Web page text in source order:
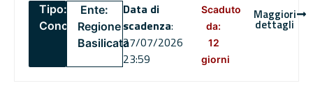
Tipo:
Concorsi
Ente:
Regione
Basilicata
Data di
scadenza:
27/07/2026
23:59
Scaduto
da:
12
giorni
Maggiori
dettagli